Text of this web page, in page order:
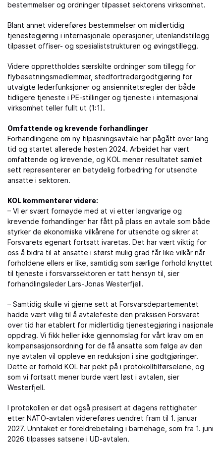
bestemmelser og ordninger tilpasset sektorens virksomhet.
Blant annet videreføres bestemmelser om midlertidig
tjenestegjøring i internasjonale operasjoner, utenlandstillegg
tilpasset offiser- og spesialiststrukturen og øvingstillegg.
Videre opprettholdes særskilte ordninger som tillegg for
flybesetningsmedlemmer, stedfortredergodtgjøring for
utvalgte lederfunksjoner og ansiennitetsregler der både
tidligere tjeneste i PE-stillinger og tjeneste i internasjonal
virksomhet teller fullt ut (1:1).
Omfattende og krevende forhandlinger
Forhandlingene om ny tilpasningsavtale har pågått over lang
tid og startet allerede høsten 2024. Arbeidet har vært
omfattende og krevende, og KOL mener resultatet samlet
sett representerer en betydelig forbedring for utsendte
ansatte i sektoren.
KOL kommenterer videre:
– VI er svært fornøyde med at vi etter langvarige og
krevende forhandlinger har fått på plass en avtale som både
styrker de økonomiske vilkårene for utsendte og sikrer at
Forsvarets egenart fortsatt ivaretas. Det har vært viktig for
oss å bidra til at ansatte i størst mulig grad får like vilkår når
forholdene ellers er like, samtidig som særlige forhold knyttet
til tjeneste i forsvarssektoren er tatt hensyn til, sier
forhandlingsleder Lars-Jonas Westerfjell.
– Samtidig skulle vi gjerne sett at Forsvarsdepartementet
hadde vært villig til å avtalefeste den praksisen Forsvaret
over tid har etablert for midlertidig tjenestegjøring i nasjonale
oppdrag. Vi fikk heller ikke gjennomslag for vårt krav om en
kompensasjonsordning for de få ansatte som følge av den
nye avtalen vil oppleve en reduksjon i sine godtgjøringer.
Dette er forhold KOL har pekt på i protokolltilførselene, og
som vi fortsatt mener burde vært løst i avtalen, sier
Westerfjell.
I protokollen er det også presisert at dagens rettigheter
etter NATO-avtalen videreføres uendret fram til 1. januar
2027. Unntaket er foreldrebetaling i barnehage, som fra 1. juni
2026 tilpasses satsene i UD-avtalen.